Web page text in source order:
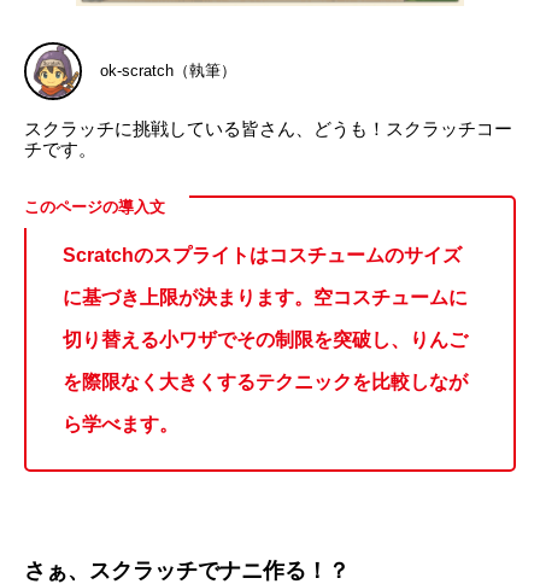
ok-scratch（執筆）
スクラッチに挑戦している皆さん、どうも！スクラッチコー
チです。
Scratchのスプライトはコスチュームのサイズ
に基づき上限が決まります。空コスチュームに
切り替える小ワザでその制限を突破し、りんご
を際限なく大きくするテクニックを比較しなが
ら学べます。
さぁ、スクラッチでナニ作る！？